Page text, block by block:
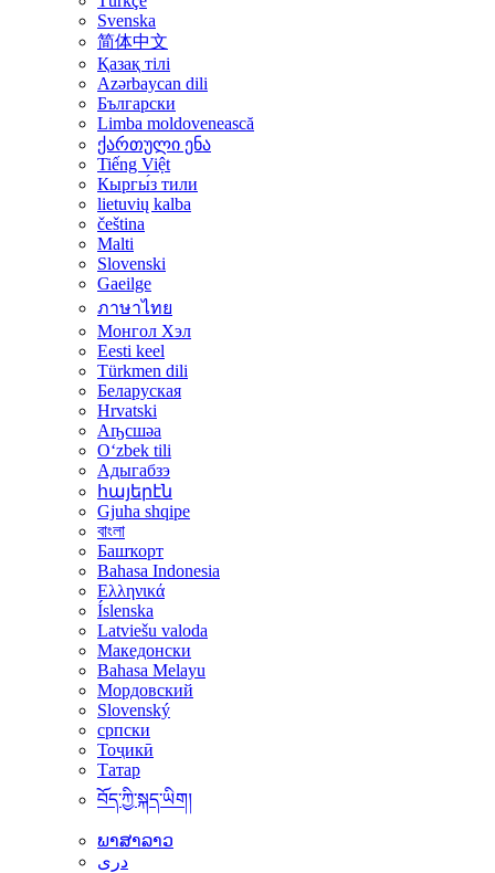
Svenska
简体中文
Қазақ тілі
Azərbaycan dili
Български
Limba moldovenească
ქართული ენა
Tiếng Việt
Кыргы́з тили
lietuvių kalba
čeština
Malti
Slovenski
Gaeilge
ภาษาไทย
Монгол Хэл
Eesti keel
Türkmen dili
Беларуская
Hrvatski
Аҧсшәа
Oʻzbek tili
Адыгабзэ
հայերէն
Gjuha shqipe
বাংলা
Башҡорт
Bahasa Indonesia
Ελληνικά
Íslenska
Latviešu valoda
Македонски
Bahasa Melayu
Мордовский
Slovenský
српски
Тоҷикӣ
Татар
བོད་ཀྱི་སྐད་ཡིག།
ພາສາລາວ
دری